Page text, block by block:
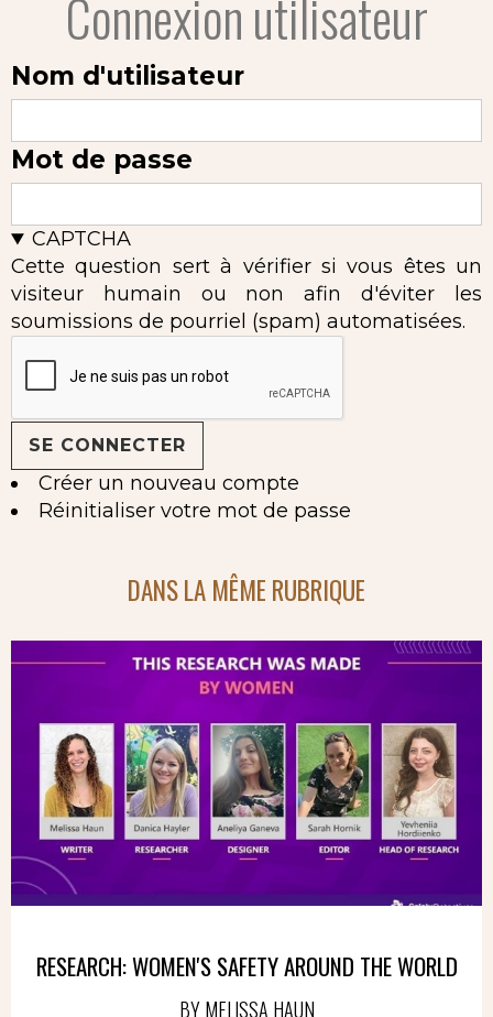
Connexion utilisateur
Nom d'utilisateur
Mot de passe
CAPTCHA
Cette question sert à vérifier si vous êtes un
visiteur humain ou non afin d'éviter les
soumissions de pourriel (spam) automatisées.
Créer un nouveau compte
Réinitialiser votre mot de passe
DANS LA MÊME RUBRIQUE
RESEARCH: WOMEN'S SAFETY AROUND THE WORLD
BY MELISSA HAUN